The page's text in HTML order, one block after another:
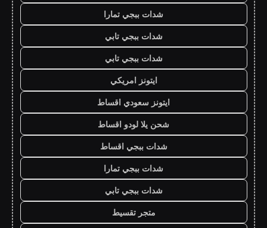
شدات ببجي تمارا
شدات ببجي تابي
شدات ببجي تابي
ايتونز امريكي
ايتونز سعودي اقساط
شحن يلا لودو اقساط
شدات ببجي اقساط
شدات ببجي تمارا
شدات ببجي تابي
متجر تقسيط